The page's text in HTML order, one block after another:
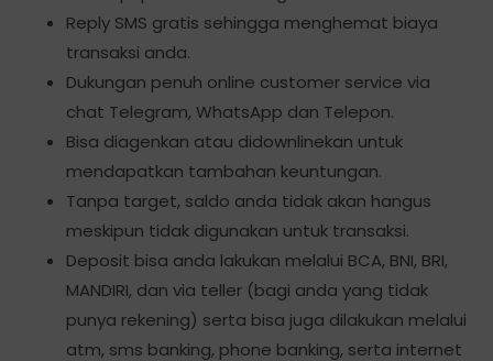
Reply SMS gratis sehingga menghemat biaya
transaksi anda.
Dukungan penuh online customer service via
chat Telegram, WhatsApp dan Telepon.
Bisa diagenkan atau didownlinekan untuk
mendapatkan tambahan keuntungan.
Tanpa target, saldo anda tidak akan hangus
meskipun tidak digunakan untuk transaksi.
Deposit bisa anda lakukan melalui BCA, BNI, BRI,
MANDIRI, dan via teller (bagi anda yang tidak
punya rekening) serta bisa juga dilakukan melalui
atm, sms banking, phone banking, serta internet